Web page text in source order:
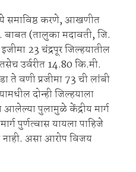
समाविष्ठ करणे, आखणीत
(तालुका मदावती, जि.
23 चंद्रपूर जिल्हयातील
उर्वरीत 14.80 कि.मी.
ते वणी प्रजीमा 73 ची लांबी
दोन्ही जिल्हयाला
आलेल्या पुलामुळे केंद्रीय मार्ग
पुर्णत्वास यायला पाहिजे
नाही. असा आरोप विजय